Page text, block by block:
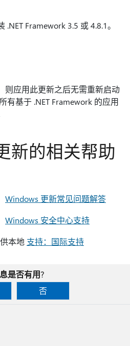
Framework 3.5 或 4.8.1。
则应用此更新之后无需重新启动
有基于 .NET Framework 的应用
新的相关帮助
Windows 更新常见问题解答
Windows 安全中心支持
本地 支持：国际支持
是否有用?
否